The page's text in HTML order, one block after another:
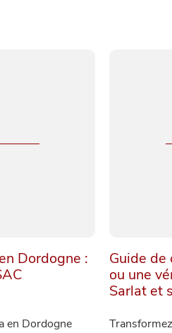
Dordogne :
en Dordogne
Guide de
ou une
Sarlat et